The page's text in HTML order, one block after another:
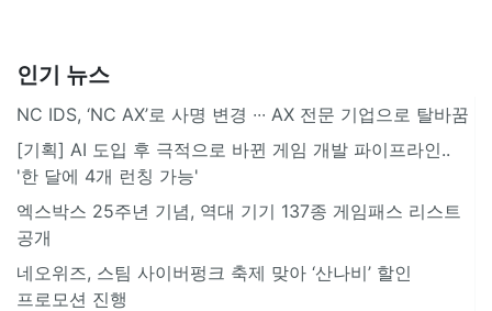
인기 뉴스
NC IDS, ‘NC AX’로 사명 변경 ∙∙∙ AX 전문 기업으로 탈바꿈
[기획] AI 도입 후 극적으로 바뀐 게임 개발 파이프라인..
'한 달에 4개 런칭 가능'
엑스박스 25주년 기념, 역대 기기 137종 게임패스 리스트
공개
네오위즈, 스팀 사이버펑크 축제 맞아 ‘산나비’ 할인
프로모션 진행